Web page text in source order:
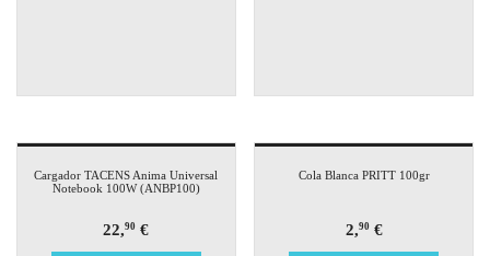
Cargador TACENS Anima Universal
Notebook 100W (ANBP100)
22,90 €
Cola Blanca PRITT 100gr
2,90€